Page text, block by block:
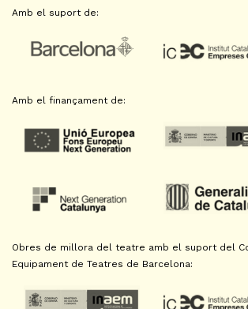
Amb el suport de:
Amb el finançament de:
Obres de millora del teatre amb el suport del
Equipament de Teatres de Barcelona: